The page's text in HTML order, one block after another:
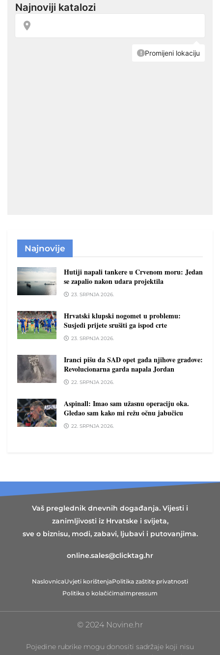
Najnovije
Hutiji napali tankere u Crvenom moru: Jedan
se zapalio nakon udara projektila
23. SRPNJA 2026.
Hrvatski klupski nogomet u problemu:
Susjedi prijete srušiti ga ispod crte
23. SRPNJA 2026.
Iranci pišu da SAD opet gađa njihove gradove:
Revolucionarna garda napala Jordan
22. SRPNJA 2026.
Aspinall: Imao sam užasnu operaciju oka.
Gledao sam kako mi režu očnu jabučicu
22. SRPNJA 2026.
Vaš preglednik dnevnih događanja. Vijesti i
zanimljivosti iz Hrvatske i svijeta,
sve o biznisu, modi, zabavi, ljubavi i putovanjima.
online.sales@clicktag.hr
NaslovnicaUvjeti korištenjaPolitika zaštite privatnosti
Politika o kolačićimaImpressum
© 2024 Novine.hr
Pojedine rubrike mogu donositi sadržaje koji nisu